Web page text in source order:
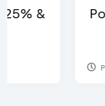
Pomelo -
Periode 22 Feb